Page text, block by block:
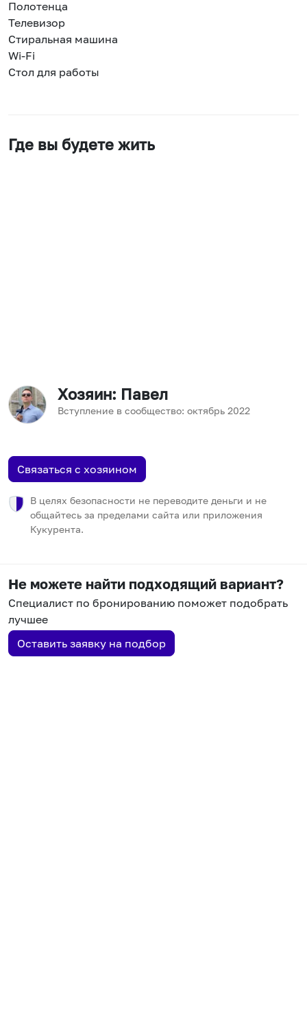
Полотенца
Телевизор
Стиральная машина
Wi-Fi
Стол для работы
Где вы будете жить
Хозяин: Павел
Вступление в сообщество: октябрь 2022
Связаться с хозяином
В целях безопасности не переводите деньги и не
общайтесь за пределами сайта или приложения
Кукурента.
Не можете найти подходящий вариант?
Специалист по бронированию поможет подобрать
лучшее
Оставить заявку на подбор